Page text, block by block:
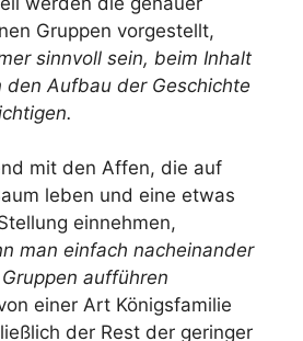
Gruppen vorgestellt,
sinnvoll sein, beim Inhalt
den Aufbau der Geschichte
mit den Affen, die auf
leben und eine etwas
einnehmen,
man einfach nacheinander
aufführen
einer Art Königsfamilie
der Rest der geringer